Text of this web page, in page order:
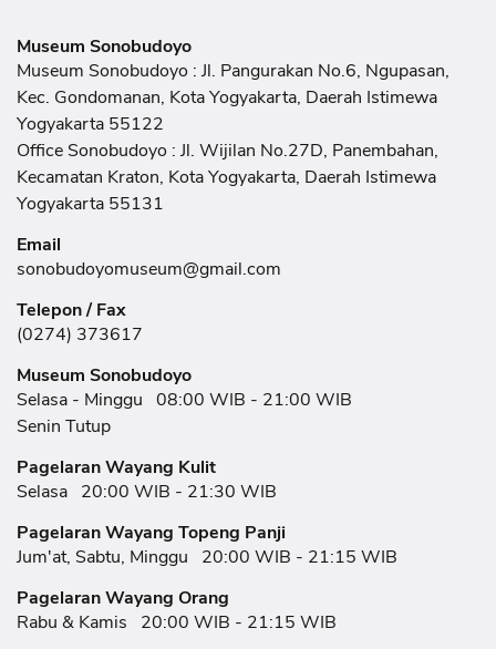
Museum Sonobudoyo
Museum Sonobudoyo : Jl. Pangurakan No.6, Ngupasan,
Kec. Gondomanan, Kota Yogyakarta, Daerah Istimewa
Yogyakarta 55122
Office Sonobudoyo : Jl. Wijilan No.27D, Panembahan,
Kecamatan Kraton, Kota Yogyakarta, Daerah Istimewa
Yogyakarta 55131
Email
sonobudoyomuseum@gmail.com
Telepon / Fax
(0274) 373617
Museum Sonobudoyo
Selasa - Minggu 08:00 WIB - 21:00 WIB
Senin Tutup
Pagelaran Wayang Kulit
Selasa 20:00 WIB - 21:30 WIB
Pagelaran Wayang Topeng Panji
Jum'at, Sabtu, Minggu
20:00 WIB - 21:15 WIB
Pagelaran Wayang Orang
Rabu & Kamis
20:00 WIB - 21:15 WIB